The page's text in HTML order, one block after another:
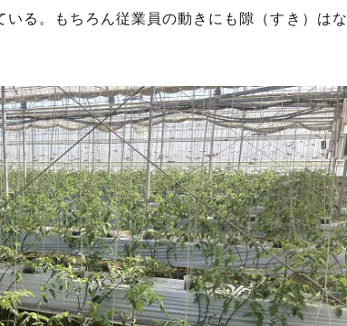
る。もちろん従業員の動きにも隙（すき）はな